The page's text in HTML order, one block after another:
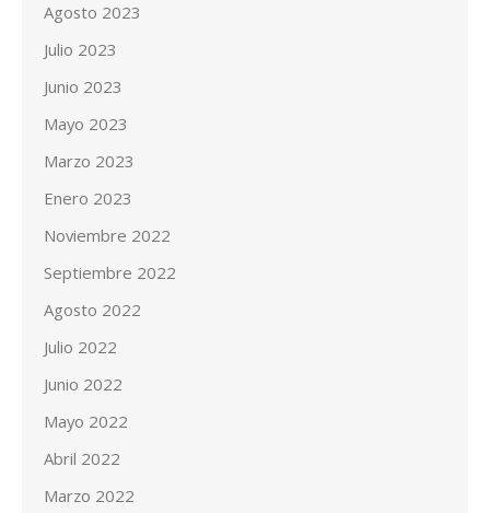
Agosto 2023
Julio 2023
Junio 2023
Mayo 2023
Marzo 2023
Enero 2023
Noviembre 2022
Septiembre 2022
Agosto 2022
Julio 2022
Junio 2022
Mayo 2022
Abril 2022
Marzo 2022